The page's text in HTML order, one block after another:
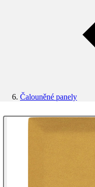
Čalouněné panely